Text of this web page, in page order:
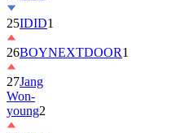
26BOYNEXTDOOR
27Jang
Won-
young2
28Girls'
Generation